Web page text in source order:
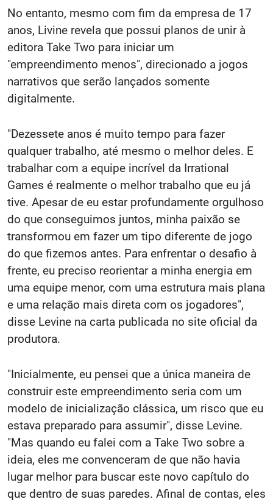
No entanto, mesmo com fim da empresa de 17
anos, Livine revela que possui planos de unir à
editora Take Two para iniciar um
"empreendimento menos", direcionado a jogos
narrativos que serão lançados somente
digitalmente.
"Dezessete anos é muito tempo para fazer
qualquer trabalho, até mesmo o melhor deles. E
trabalhar com a equipe incrível da Irrational
Games é realmente o melhor trabalho que eu já
tive. Apesar de eu estar profundamente orgulhoso
do que conseguimos juntos, minha paixão se
transformou em fazer um tipo diferente de jogo
do que fizemos antes. Para enfrentar o desafio à
frente, eu preciso reorientar a minha energia em
uma equipe menor, com uma estrutura mais plana
e uma relação mais direta com os jogadores",
disse Levine na carta publicada no site oficial da
produtora.
"Inicialmente, eu pensei que a única maneira de
construir este empreendimento seria com um
modelo de inicialização clássica, um risco que eu
estava preparado para assumir", disse Levine.
"Mas quando eu falei com a Take Two sobre a
ideia, eles me convenceram de que não havia
lugar melhor para buscar este novo capítulo do
que dentro de suas paredes. Afinal de contas, eles